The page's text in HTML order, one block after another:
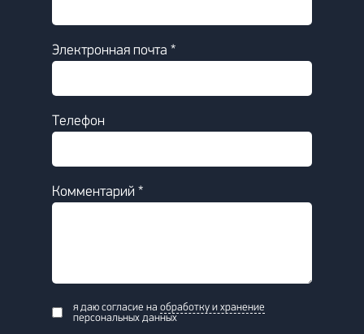
Электронная почта *
Телефон
Комментарий *
я даю согласие на обработку и хранение
персональных данных